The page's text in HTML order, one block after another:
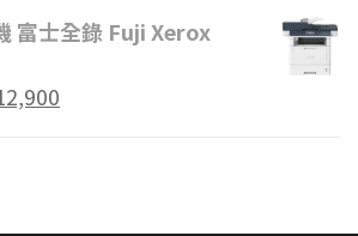
富士全錄 Fuji Xerox